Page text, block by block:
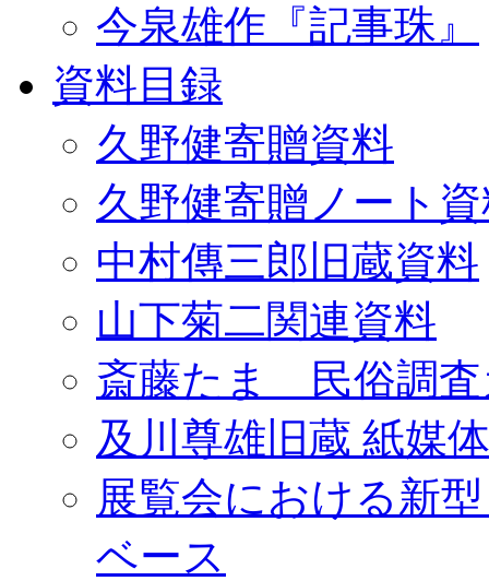
今泉雄作『記事珠』
資料目録
久野健寄贈資料
久野健寄贈ノート
中村傳三郎旧蔵資料
山下菊二関連資料
斎藤たま 民俗調査
及川尊雄旧蔵 紙媒
展覧会における新
ベース